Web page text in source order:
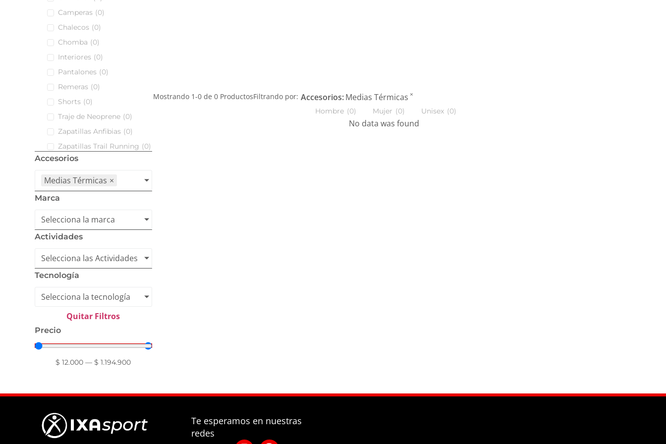
Camperas (0)
Chalecos (0)
Chomba (0)
Interiores (0)
Pantalones (0)
Remeras (0)
Shorts (0)
Traje de Neoprene (0)
Zapatillas Anfibias (0)
Zapatillas Trail Running (0)
Accesorios
Medias Térmicas ×
Marca
Selecciona la marca
Actividades
Selecciona las Actividades
Tecnología
Selecciona la tecnología
Quitar Filtros
Precio
$12.000 —$1.194.900
Mostrando 1-0 de0 ProductosFiltrando por: Accesorios:Medias Térmicas ×
Hombre (0) Mujer (0) Unisex (0)
No data was found
Te esperamos en nuestras
redes